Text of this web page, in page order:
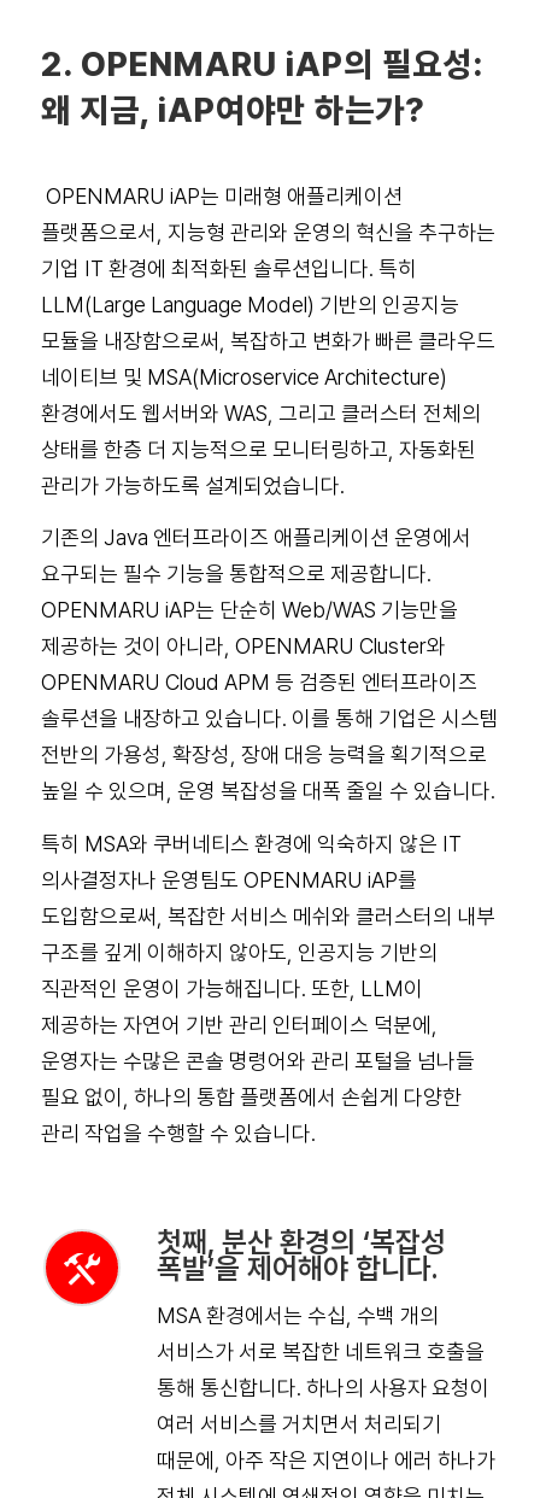
2. OPENMARU iAP의 필요성:
왜 지금, iAP여야만 하는가?
OPENMARU iAP는 미래형 애플리케이션
플랫폼으로서, 지능형 관리와 운영의 혁신을 추구하는
기업 IT 환경에 최적화된 솔루션입니다. 특히
LLM(Large Language Model) 기반의 인공지능
모듈을 내장함으로써, 복잡하고 변화가 빠른 클라우드
네이티브 및 MSA(Microservice Architecture)
환경에서도 웹서버와 WAS, 그리고 클러스터 전체의
상태를 한층 더 지능적으로 모니터링하고, 자동화된
관리가 가능하도록 설계되었습니다.
기존의 Java 엔터프라이즈 애플리케이션 운영에서
요구되는 필수 기능을 통합적으로 제공합니다.
OPENMARU iAP는 단순히 Web/WAS 기능만을
제공하는 것이 아니라, OPENMARU Cluster와
OPENMARU Cloud APM 등 검증된 엔터프라이즈
솔루션을 내장하고 있습니다. 이를 통해 기업은 시스템
전반의 가용성, 확장성, 장애 대응 능력을 획기적으로
높일 수 있으며, 운영 복잡성을 대폭 줄일 수 있습니다.
특히 MSA와 쿠버네티스 환경에 익숙하지 않은 IT
의사결정자나 운영팀도 OPENMARU iAP를
도입함으로써, 복잡한 서비스 메쉬와 클러스터의 내부
구조를 깊게 이해하지 않아도, 인공지능 기반의
직관적인 운영이 가능해집니다. 또한, LLM이
제공하는 자연어 기반 관리 인터페이스 덕분에,
운영자는 수많은 콘솔 명령어와 관리 포털을 넘나들
필요 없이, 하나의 통합 플랫폼에서 손쉽게 다양한
관리 작업을 수행할 수 있습니다.
첫째, 분산 환경의 ‘복잡성
폭발’을 제어해야 합니다.
MSA 환경에서는 수십, 수백 개의
서비스가 서로 복잡한 네트워크 호출을
통해 통신합니다. 하나의 사용자 요청이
여러 서비스를 거치면서 처리되기
때문에, 아주 작은 지연이나 에러 하나가